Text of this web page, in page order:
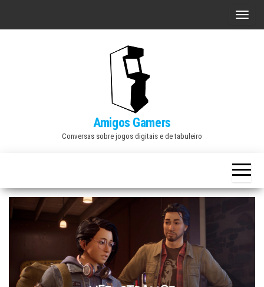
A
a
v
e
Amigos Gamers
Conversas sobre jogos digitais e de tabuleiro